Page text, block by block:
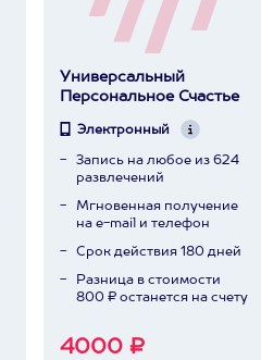
Универсальный
Персональное Счастье
Электронный
Запись на любое из 624
развлечений
Мгновенная получение
на e-mail и телефон
Срок действия 180 дней
Разница в стоимости
800 ₽ останется на счету
4000 ₽